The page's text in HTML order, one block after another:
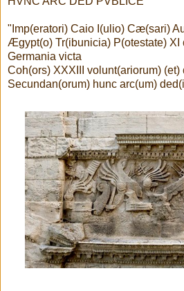
"Imp(eratori) Caio I(ulio) Cæ(sari)
Ægypt(o) Tr(ibunicia) P(otestate) XI
Germania victa
Coh(ors) XXXIII volunt(ariorum)
Secundan(orum) hunc arc(um)